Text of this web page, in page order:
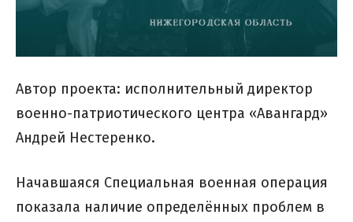
Автор проекта: исполнительный директор
военно-патриотического центра «Авангард»
Андрей Нестеренко.
Начавшаяся Специальная военная операция
показала наличие определённых проблем в